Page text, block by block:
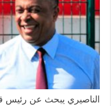
الناصيري يبحث عن رئيس